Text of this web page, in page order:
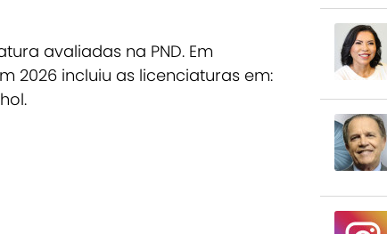
avaliadas na PND. Em
2026 incluiu as licenciaturas em: